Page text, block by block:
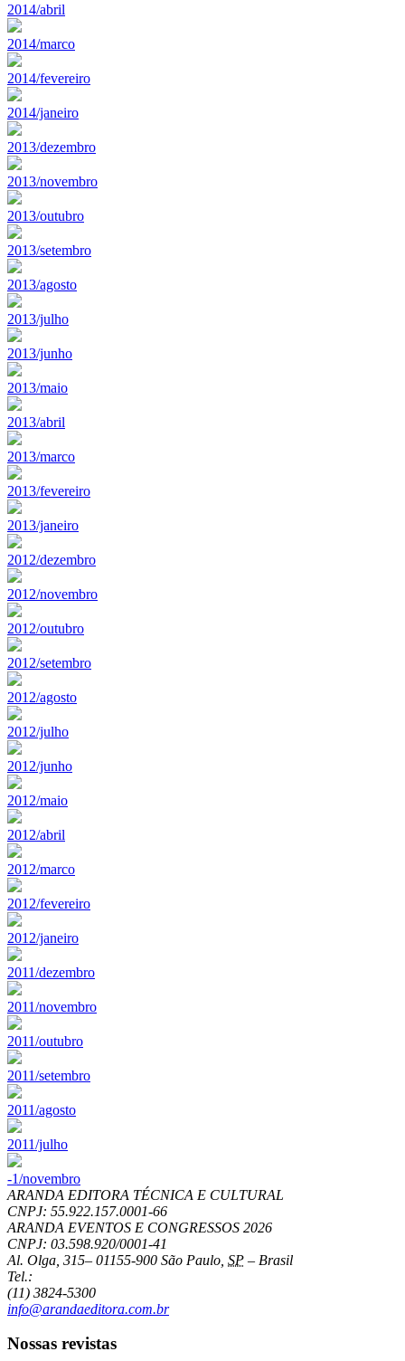
2014/abril
2014/marco
2014/fevereiro
2014/janeiro
2013/dezembro
2013/novembro
2013/outubro
2013/setembro
2013/agosto
2013/julho
2013/junho
2013/maio
2013/abril
2013/marco
2013/fevereiro
2013/janeiro
2012/dezembro
2012/novembro
2012/outubro
2012/setembro
2012/agosto
2012/julho
2012/junho
2012/maio
2012/abril
2012/marco
2012/fevereiro
2012/janeiro
2011/dezembro
2011/novembro
2011/outubro
2011/setembro
2011/agosto
2011/julho
-1/novembro
ARANDA EDITORA TÉCNICA E CULTURAL
CNPJ: 55.922.157.0001-66
ARANDA EVENTOS E CONGRESSOS 2026
CNPJ: 03.598.920/0001-41
Al. Olga, 315– 01155-900 São Paulo SP – Brasil
Tel.:
(11) 3824-5300
info@arandaeditora.com.br
Nossas revistas